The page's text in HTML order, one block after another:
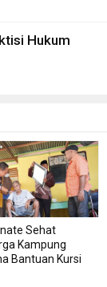
Hukum
Sehat
Kampung
Bantuan Kursi